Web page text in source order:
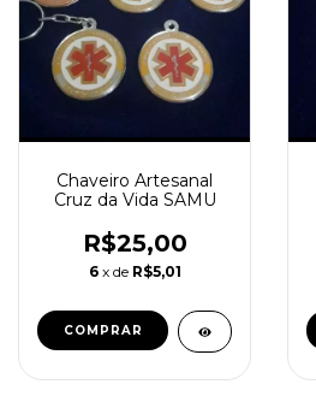
Chaveiro Artesanal
Cruz da Vida SAMU
R$25,00
6 x de R$5,01